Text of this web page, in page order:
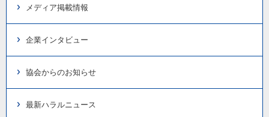
メディア掲載情報
企業インタビュー
協会からのお知らせ
最新ハラルニュース